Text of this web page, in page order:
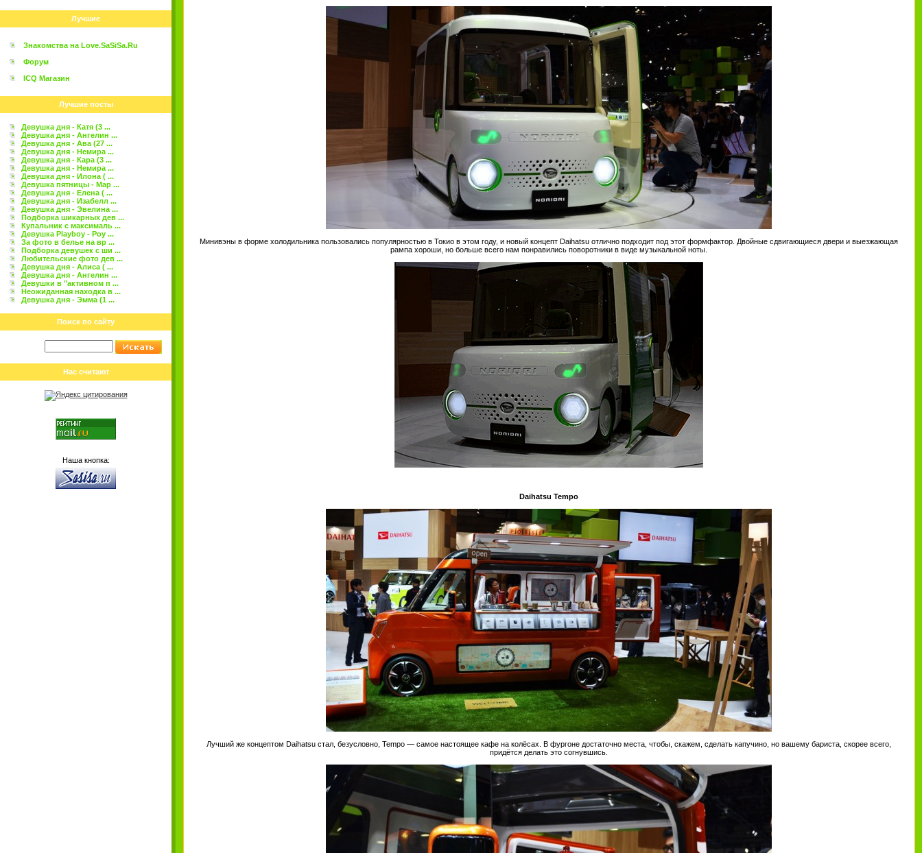
Лучшие
Знакомства на Love.SaSiSa.Ru
Форум
ICQ Магазин
Лучшие посты
Девушка дня - Катя (3 ...
Девушка дня - Ангелин ...
Девушка дня - Ава (27 ...
Девушка дня - Немира ...
Девушка дня - Кара (3 ...
Девушка дня - Немира ...
Девушка дня - Илона ( ...
Девушка пятницы - Мар ...
Девушка дня - Елена ( ...
Девушка дня - Изабелл ...
Девушка дня - Эвелина ...
Подборка шикарных дев ...
Купальник с максималь ...
Девушка Playboy - Роу ...
За фото в белье на вр ...
Подборка девушек с ши ...
Любительские фото дев ...
Девушка дня - Алиса ( ...
Девушка дня - Ангелин ...
Девушки в "активном п ...
Неожиданная находка в ...
Девушка дня - Эмма (1 ...
Поиск по сайту
Нас считают
Наша кнопка:
Минивэны в форме холодильника пользовались популярностью в Токио в этом году, и новый концепт Daihatsu отлично подходит под этот формфактор. Двойные сдвигающиеся двери и выезжающая
рампа хороши, но больше всего нам понравились поворотники в виде музыкальной ноты.
Daihatsu Tempo
Лучший же концептом Daihatsu стал, безусловно, Tempo — самое настоящее кафе на колёсах. В фургоне достаточно места, чтобы, скажем, сделать капучино, но вашему бариста, скорее всего,
придётся делать это согнувшись.